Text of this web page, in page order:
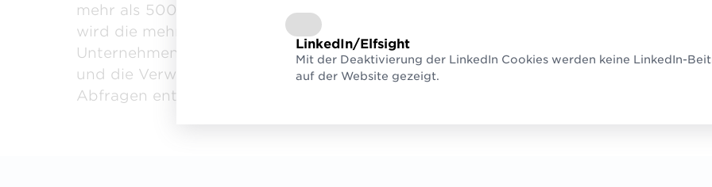
mehr als 500 Attribute vorhanden. Dadurch
wird die mehrmalige Angabe von
Unternehmensdaten bei Behörden reduziert
und die Verwaltung durch automatisierte
Abfragen entlastet.
LinkedIn/Elfsight
Mit der Deaktivierung der LinkedIn Cookies werden keine LinkedIn-
auf der Website gezeigt.